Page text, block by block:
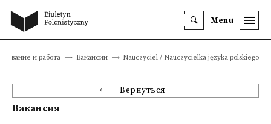
Menu
и работа Вакансии Nauczyciel / Nauczycielka języka polskiego
Вернуться
Вакансия